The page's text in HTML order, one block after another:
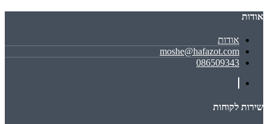
אודות
אודות
moshe@hafazot.com
086509343
שירות לקוחות